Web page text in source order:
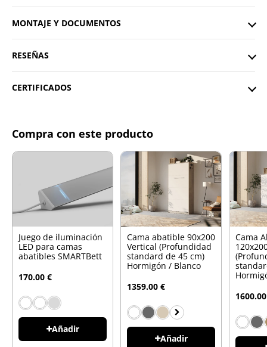
MONTAJE Y DOCUMENTOS
RESEÑAS
CERTIFICADOS
Compra con este producto
Juego de iluminación
LED para camas
abatibles SMARTBett
170.00 €
Añadir
Cama abatible 90x200
Vertical (Profundidad
standard de 45 cm)
Hormigón / Blanco
1359.00 €
Añadir
Cama